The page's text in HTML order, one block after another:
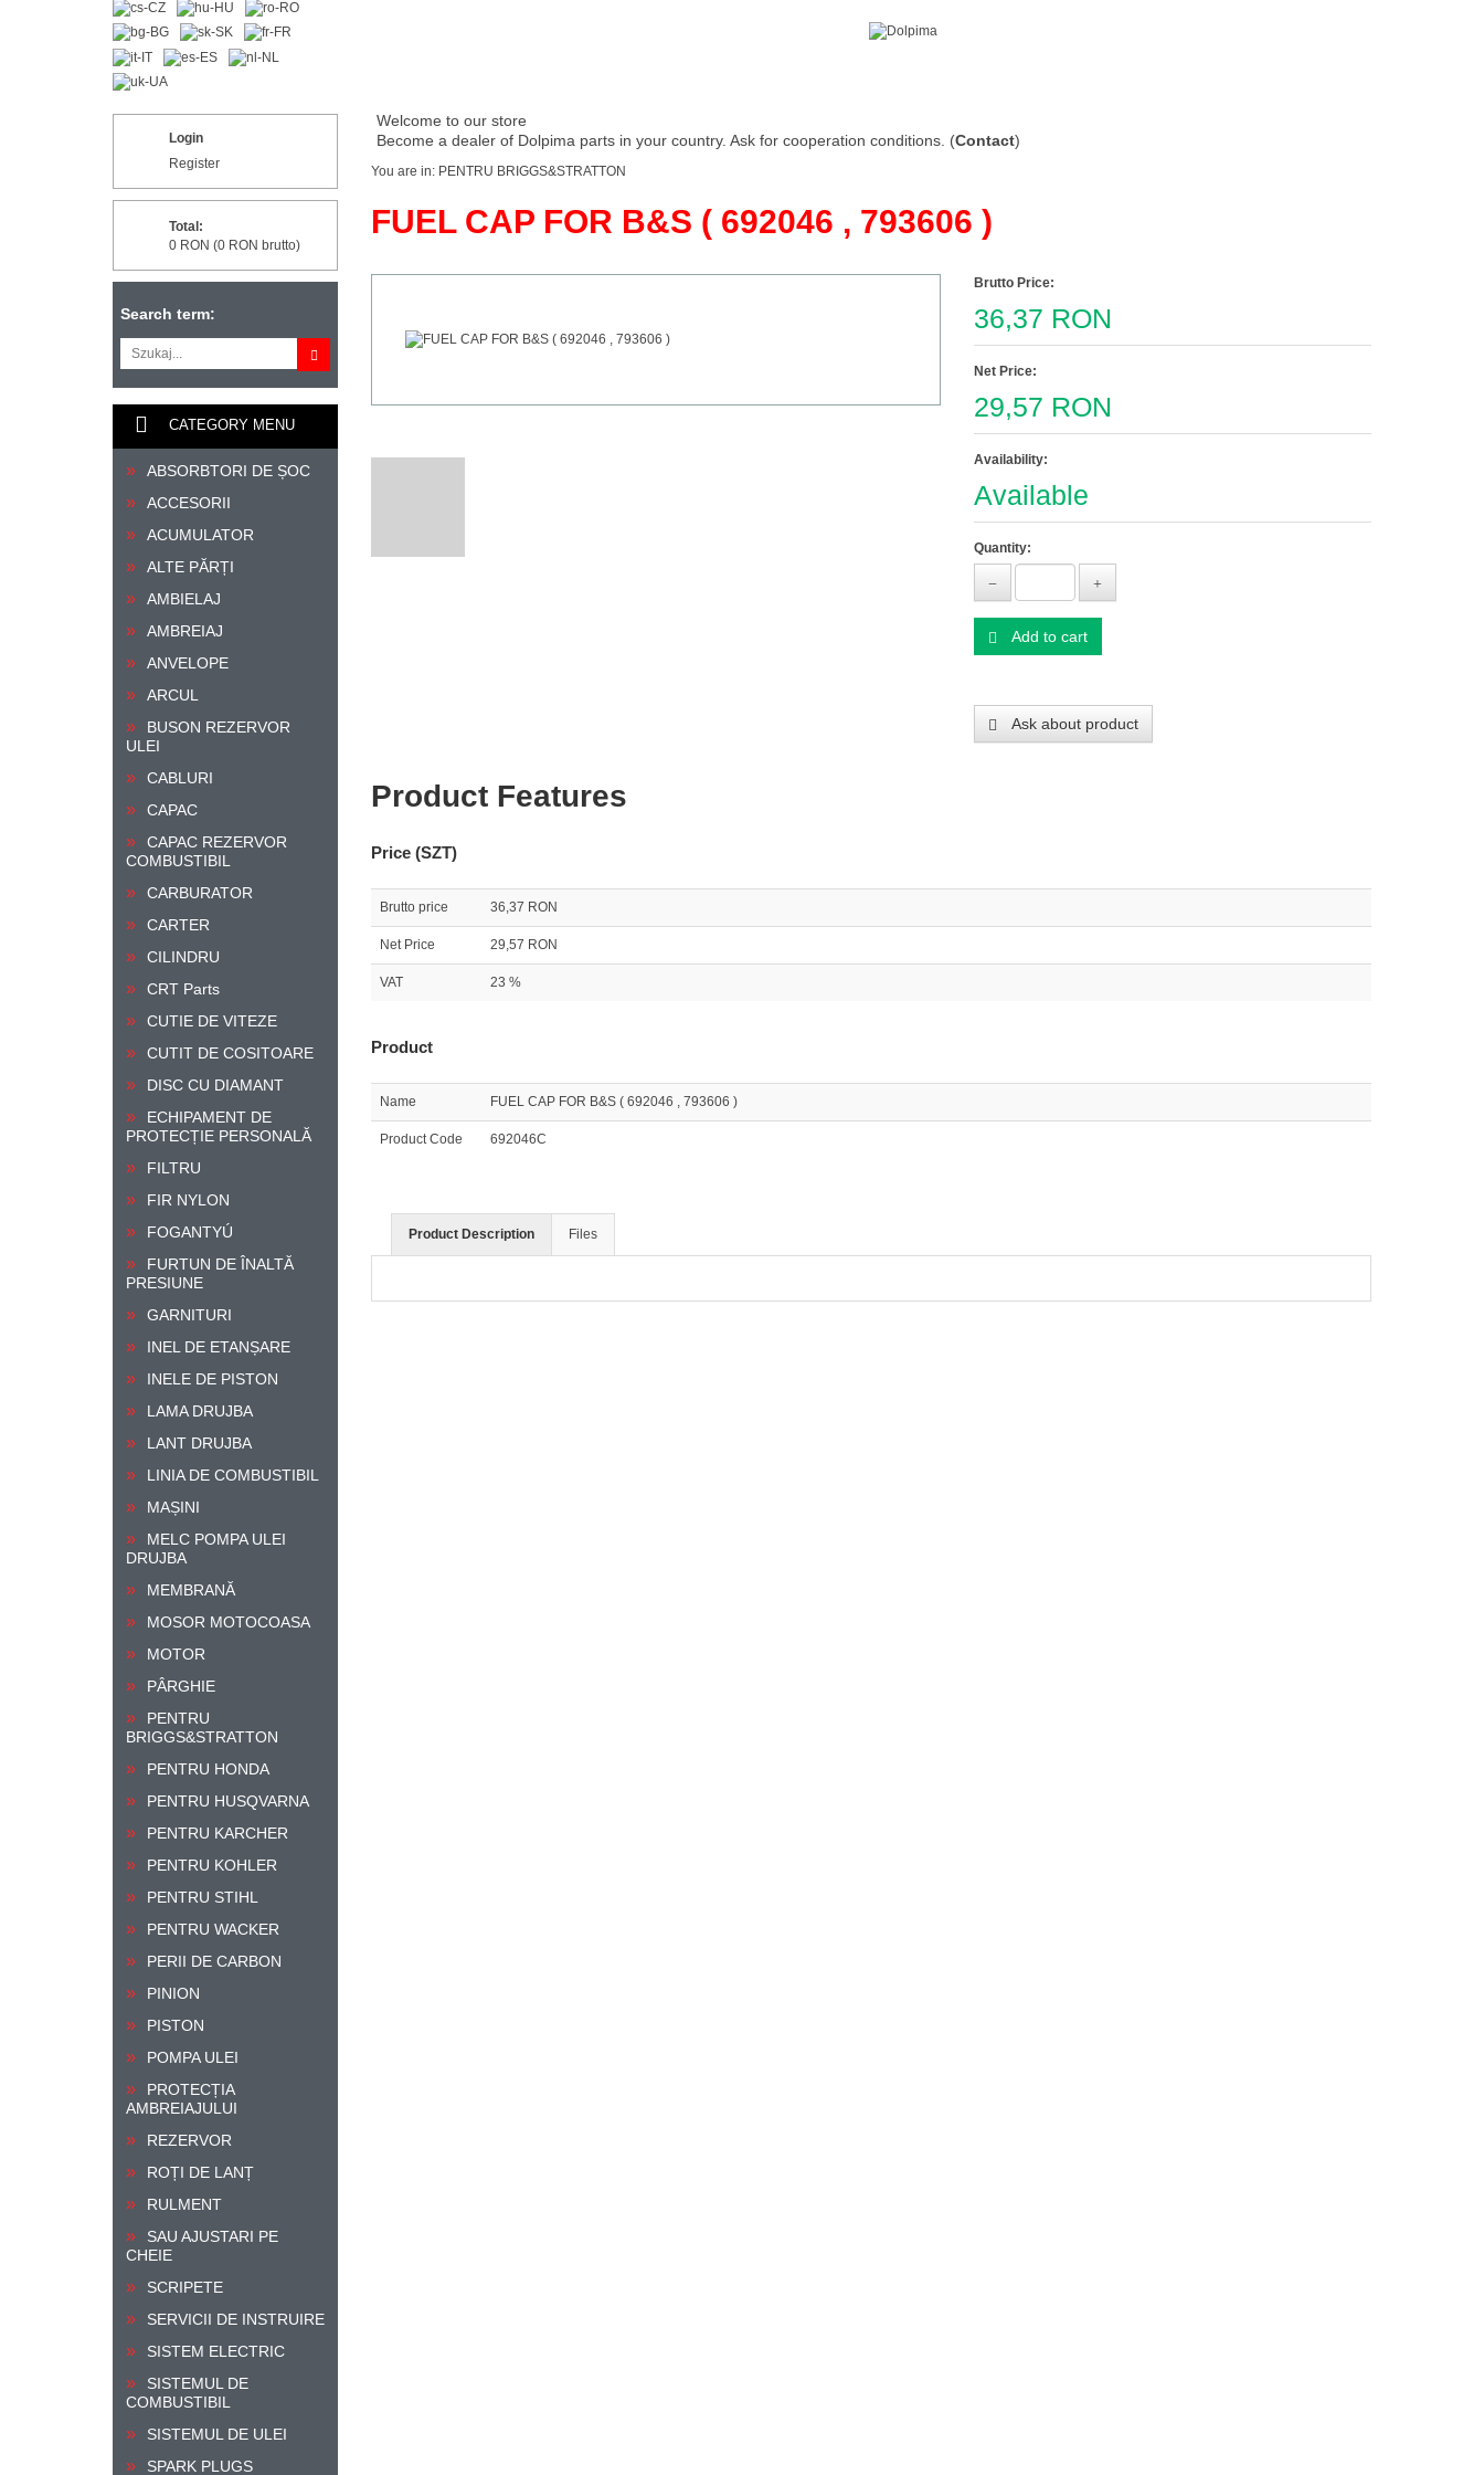
Login
Register
Total:
0 RON (0 RON brutto)
Search term:
CATEGORY MENU
ABSORBTORI DE ȘOC
ACCESORII
ACUMULATOR
ALTE PĂRȚI
AMBIELAJ
AMBREIAJ
ANVELOPE
ARCUL
BUSON REZERVOR
ULEI
CABLURI
CAPAC
CAPAC REZERVOR
COMBUSTIBIL
CARBURATOR
CARTER
CILINDRU
CRT Parts
CUTIE DE VITEZE
CUTIT DE COSITOARE
DISC CU DIAMANT
ECHIPAMENT DE
PROTECȚIE PERSONALĂ
FILTRU
FIR NYLON
FOGANTYÚ
FURTUN DE ÎNALTĂ
PRESIUNE
GARNITURI
INEL DE ETANȘARE
INELE DE PISTON
LAMA DRUJBA
LANT DRUJBA
LINIA DE COMBUSTIBIL
MAȘINI
MELC POMPA ULEI
DRUJBA
MEMBRANĂ
MOSOR MOTOCOASA
MOTOR
PÂRGHIE
PENTRU
BRIGGS&STRATTON
PENTRU HONDA
PENTRU HUSQVARNA
PENTRU KARCHER
PENTRU KOHLER
PENTRU STIHL
PENTRU WACKER
PERII DE CARBON
PINION
PISTON
POMPA ULEI
PROTECȚIA
AMBREIAJULUI
REZERVOR
ROȚI DE LANȚ
RULMENT
SAU AJUSTARI PE
CHEIE
SCRIPETE
SERVICII DE INSTRUIRE
SISTEM ELECTRIC
SISTEMUL DE
COMBUSTIBIL
SISTEMUL DE ULEI
SPARK PLUGS
Welcome to our store
Become a dealer of Dolpima parts in your country. Ask for cooperation conditions. (Contact)
You are in: PENTRU BRIGGS&STRATTON
FUEL CAP FOR B&S ( 692046 , 793606 )
Brutto Price:
36,37 RON
Net Price:
29,57 RON
Availability:
Available
Quantity:
Add to cart
Ask about product
Product Features
Price (SZT)
Brutto price 36,37 RON
Net Price 29,57 RON
VAT 23 %
Product
Name FUEL CAP FOR B&S ( 692046 , 793606 )
Product Code 692046C
Product Description Files